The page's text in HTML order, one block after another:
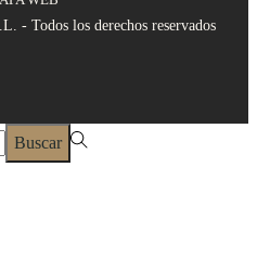
- Todos los derechos reservados
Buscar